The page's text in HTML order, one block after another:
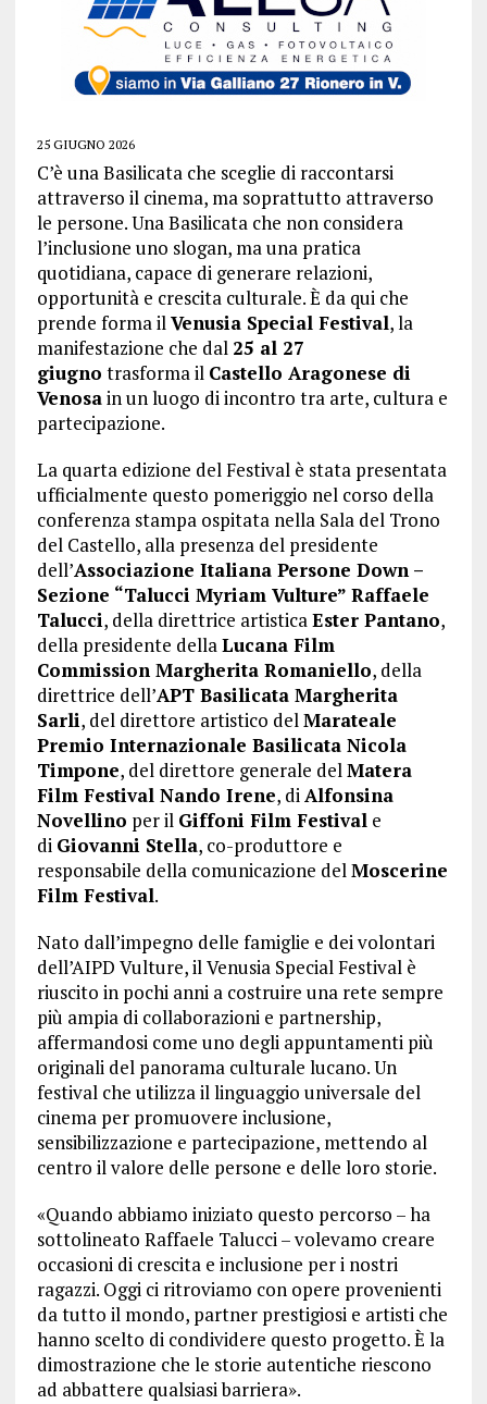
25 GIUGNO 2026
C’è una Basilicata che sceglie di raccontarsi
attraverso il cinema, ma soprattutto attraverso
le persone. Una Basilicata che non considera
l’inclusione uno slogan, ma una pratica
quotidiana, capace di generare relazioni,
opportunità e crescita culturale. È da qui che
prende forma ilVenusia Special Festival, la
manifestazione che dal 25 al 27
giugno trasforma il Castello Aragonese di
Venosain un luogo di incontro tra arte, cultura e
partecipazione.
La quarta edizione del Festival è stata presentata
ufficialmente questo pomeriggio nel corso della
conferenza stampa ospitata nella Sala del Trono
del Castello, alla presenza del presidente
dell’Associazione Italiana Persone Down –
Sezione “Talucci Myriam Vulture” Raffaele
Talucci, della direttrice artisticaEster Pantano,
della presidente dellaLucana Film
Commission Margherita Romaniello, della
direttrice dell’APT Basilicata Margherita
Sarli, del direttore artistico delMarateale
Premio Internazionale Basilicata Nicola
Timpone, del direttore generale delMatera
Film Festival Nando Irene, diAlfonsina
Novellino per il Giffoni Film Festivale
di Giovanni Stella, co-produttore e
responsabile della comunicazione delMoscerine
Film Festival.
Nato dall’impegno delle famiglie e dei volontari
dell’AIPD Vulture, il Venusia Special Festival è
riuscito in pochi anni a costruire una rete sempre
più ampia di collaborazioni e partnership,
affermandosi come uno degli appuntamenti più
originali del panorama culturale lucano. Un
festival che utilizza il linguaggio universale del
cinema per promuovere inclusione,
sensibilizzazione e partecipazione, mettendo al
centro il valore delle persone e delle loro storie.
«Quando abbiamo iniziato questo percorso – ha
sottolineato Raffaele Talucci – volevamo creare
occasioni di crescita e inclusione per i nostri
ragazzi. Oggi ci ritroviamo con opere provenienti
da tutto il mondo, partner prestigiosi e artisti che
hanno scelto di condividere questo progetto. È la
dimostrazione che le storie autentiche riescono
ad abbattere qualsiasi barriera».